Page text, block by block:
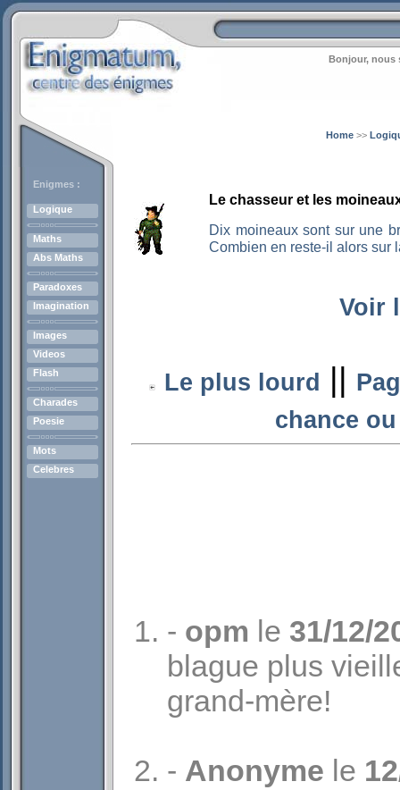
Bonjour, nous
Home>>
Enigmes :
Logique
Maths
Abs Maths
Paradoxes
Imagination
Images
Videos
Flash
Charades
Poesie
Mots
Celebres
Le chasseur et les
Dix moineaux sont sur une
Combien en reste-il alors sur
Voir
Le plus lourd
chance
- opm le 31/12/
blague plus
grand-mère!
- Anonyme le